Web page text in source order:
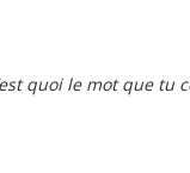
quoi le mot que tu